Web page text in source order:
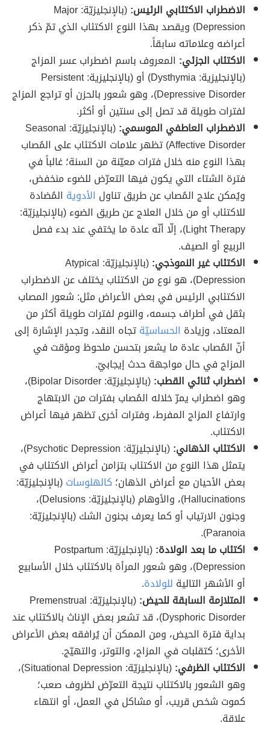
الاضطراب الاكتئابي الرئيس:
(بالإنجليزيّة: Major
Depression) ويقصد بهذا النوع الاكتئاب الذي تمّ ذكر
أعراضه وعلاماته سابقاً.
الاكتئاب الجزئي: المعروف باسم اضطراب عسر المزاج
(بالإنجليزية: Dysthymia) أو (بالإنجليزية: Persistent
Depressive Disorder)، وهو شعور بالحزن أو تراجع المزاج
لفترات طويلة قد تصل إلى سنتين أو أكثر.
الاضطراب العاطفي الموسمي:
(بالإنجليزيّة: Seasonal
Affective Disorder) تظهر علامات الاكتئاب على المُصاب
بهذا النوع منه خلال فترات معيّنة من السنة؛ غالباً في
فترة الشتاء التي يكون فيها التعرّض للضوء منخفض،
ويُمكن علاج المُصاب عن طريق تناول الأدوية المُضادة
للاكتئاب أو من خلال العلاج عن طريق الضوء (بالإنجليزيّة:
Light Therapy)، إلّا أنّه عادة ما يختفي عند بدء فصل
الربيع أو الصيف.
الاكتئاب غير النموذجي:
(بالإنجليزيّة: Atypical
Depression)، هو نوع من الاكتئاب يختلف عن الاضطراب
الاكتئابي الرئيس في بعض الأعراض مثل: شعور المصاب
بثقل في أطراف جسمه، والنوم لفترات طويلة أكثر من
المعتاد، وزيادة الحساسيّةتجاه النقد، وتجدر الإشارة إلى
أنّ المُصاب عادة ما يشعر بتحسن ملحوظ ومؤقت في
المزاج في حال مواجهة حدث إيجابيّ.
اضطراب ثنائي القطب:
(بالإنجليزيّة: Bipolar Disorder)،
وهو اضطراب يمرّ خلاله المُصاب بفترات من الابتهاج
وارتفاع المزاج المفرط، وفترات أخرى تظهر فيها أعراض
الاكتئاب.
الاكتئاب الذهاني:
(بالإنجليزيّة: Psychotic Depression)،
يتمثل هذا النوع من الاكتئاب بتزامن أعراض الاكتئاب في
بعض الأحيان مع أعراض الذهان؛ كالهلوسات(بالإنجليزيّة:
Hallucinations)، والأوهام (بالإنجليزيّة: Delusions)،
وجنون الارتياب أو كما يعرف بجنون الشك (بالإنجليزيّة:
Paranoia).
اكتئاب ما بعد الولادة:
(بالإنجليزيّة: Postpartum
Depression)، وهو شعور المرأة بالاكتئاب خلال الأسابيع
أو الأشهر التالية للولادة.
المتلازمة السابقة للحيض:
(بالإنجليزيّة: Premenstrual
Dysphoric Disorder)، قد تشعر بعض الإناث بالاكتئاب عند
بداية فترة الحيض، ومن الممكن أن يُرافقه بعض الأعراض
الأخرى؛ كتقلبات في المزاج، والتوتر، والتهيّج.
الاكتئاب الظرفي:
(بالإنجليزيّة: Situational Depression)،
وهو الشعور بالاكتئاب نتيجة التعرّض لظروف صعب؛
كموت شخص قريب، أو مشاكل في العمل، أو انتهاء
علاقة.